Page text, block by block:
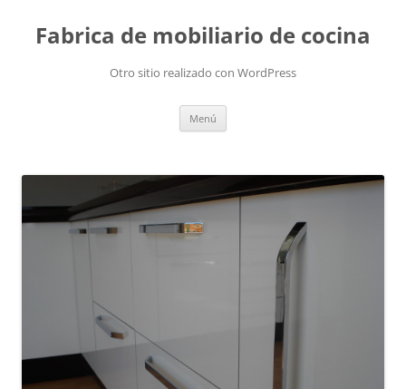
Fabrica de mobiliario de cocina
Otro sitio realizado con WordPress
Menú